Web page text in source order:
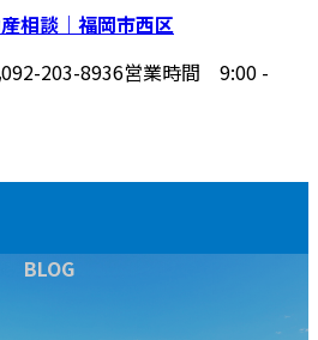
092-203-8936営業時間 9:00 -
BLOG